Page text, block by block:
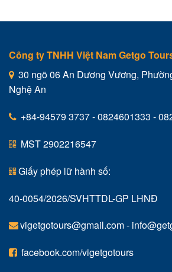
Công ty TNHH Việt Nam Getgo
30 ngõ 06 An Dương Vương,
Nghệ An
+84-94579 3737 - 0824601333 -
MST 2902216547
Giấy phép lữ hành số:
40-0054/2026/SVHTTDL-GP LHNĐ
vigetgotours@gmail.com-
facebook.com/vigetgotours